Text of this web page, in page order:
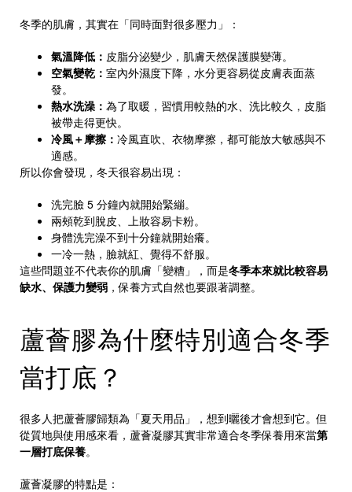
冬季的肌膚，其實在「同時面對很多壓力」：
氣溫降低： 皮脂分泌變少，肌膚天然保護膜變薄。
空氣變乾： 室內外濕度下降，水分更容易從皮膚表面蒸
發。
熱水洗澡： 為了取暖，習慣用較熱的水、洗比較久，皮脂
被帶走得更快。
冷風＋摩擦： 冷風直吹、衣物摩擦，都可能放大敏感與不
適感。
所以你會發現，冬天很容易出現：
洗完臉 5 分鐘內就開始緊繃。
兩頰乾到脫皮、上妝容易卡粉。
身體洗完澡不到十分鐘就開始癢。
一冷一熱，臉就紅、覺得不舒服。
這些問題並不代表你的肌膚「變糟」，而是冬季本來就比較容易
缺水、保護力變弱 ，保養方式自然也要跟著調整。
蘆薈膠為什麼特別適合冬季
當打底？
很多人把蘆薈膠歸類為「夏天用品」，想到曬後才會想到它。但
從質地與使用感來看，蘆薈凝膠其實非常適合冬季保養用來當第
一層打底保養。
蘆薈凝膠的特點是：